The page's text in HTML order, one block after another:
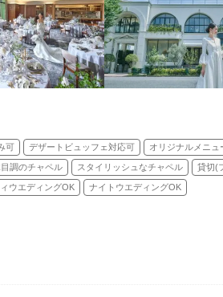
可 デザートビュッフェ対応可 オリジナルメニュ
目調のチャペル スタイリッシュなチャペル 貸切(
ウエディングOK ナイトウエディングOK